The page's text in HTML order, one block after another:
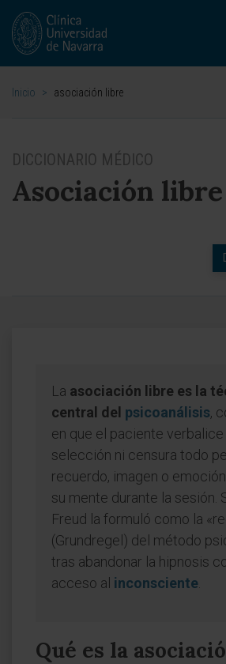
Inicio > asociación libre
DICCIONARIO MÉDICO
Asociación libre
La asociación libre es la
central del psicoanálisis,
en que el paciente verbalice
selección ni censura todo
recuerdo, imagen o
su mente durante la sesión.
Freud la formuló como la
(Grundregel) del método
tras abandonar la hipnosis
acceso al inconsciente
Qué es la